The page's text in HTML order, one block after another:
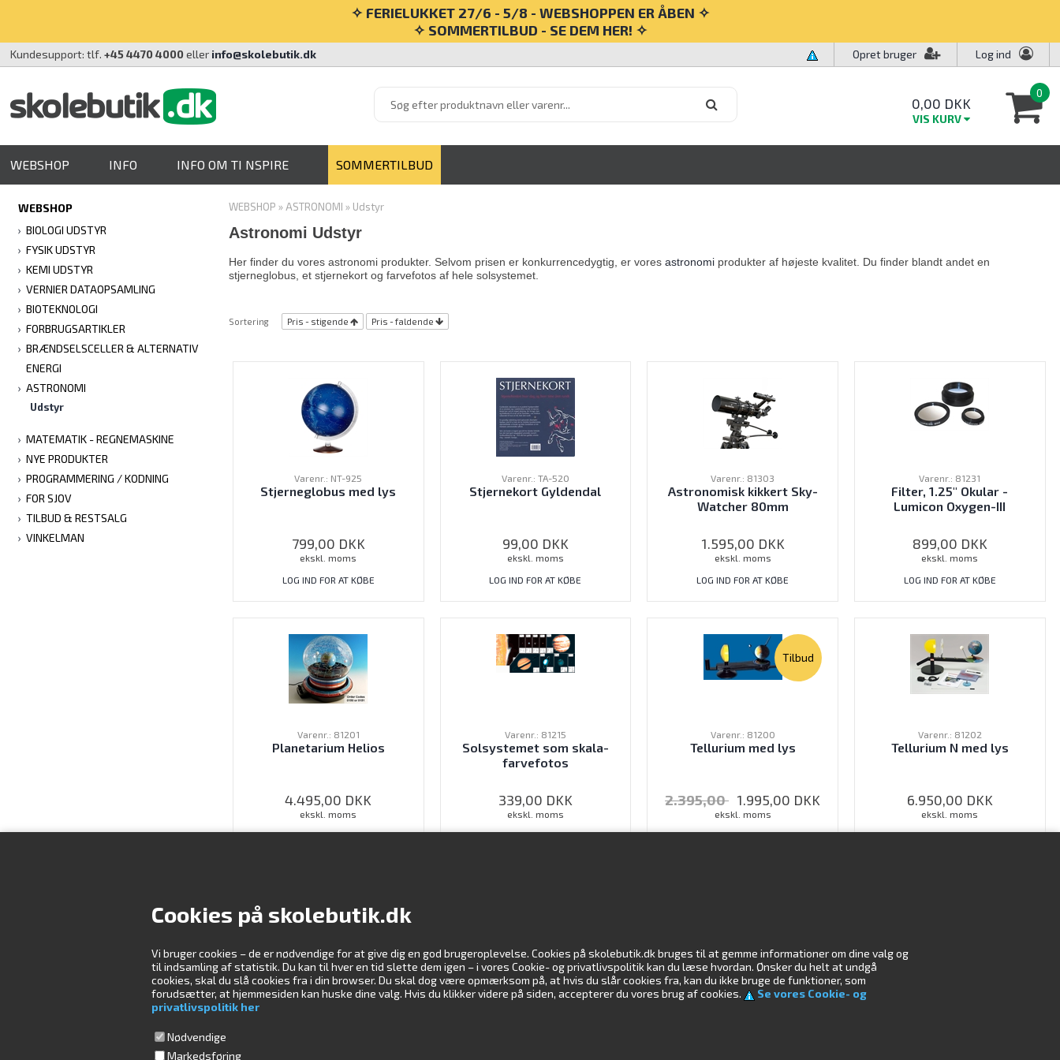
Cookies på skolebutik.dk
Vi bruger cookies – de er nødvendige for at give dig en god brugeroplevelse. Cookies på skolebutik.dk bruges til at gemme informationer om dine valg og
til indsamling af statistik. Du kan til hver en tid slette dem igen – i vores Cookie- og privatlivspolitik kan du læse hvordan. Ønsker du helt at undgå
cookies, skal du slå cookies fra i din browser. Du skal dog være opmærksom på, at hvis du slår cookies fra, kan du ikke bruge de funktioner, som
forudsætter, at hjemmesiden kan huske dine valg. Hvis du klikker videre på siden, accepterer du vores brug af cookies.
Se vores Cookie- og
privatlivspolitik her
Nødvendige
Markedsføring
✧ FERIELUKKET 27/6 - 5/8 - WEBSHOPPEN ER ÅBEN ✧
✧ SOMMERTILBUD - SE DEM HER! ✧
Kundesupport: tlf.+45 4470 4000 eller info@skolebutik.dk Opret bruger Log ind
0,00 DKK
VIS KURV
0
WEBSHOP INFO INFO OM TI NSPIRE SOMMERTILBUD
WEBSHOP
BIOLOGI UDSTYR
FYSIK UDSTYR
KEMI UDSTYR
VERNIER DATAOPSAMLING
BIOTEKNOLOGI
FORBRUGSARTIKLER
BRÆNDSELSCELLER & ALTERNATIV
ENERGI
ASTRONOMI
Udstyr
MATEMATIK - REGNEMASKINE
NYE PRODUKTER
PROGRAMMERING / KODNING
FOR SJOV
TILBUD & RESTSALG
VINKELMAN
WEBSHOP » ASTRONOMI » Udstyr
Astronomi Udstyr
Her finder du vores astronomi produkter. Selvom prisen er konkurrencedygtig, er voresastronomi produkter af højeste kvalitet. Du finder blandt andet en
stjerneglobus, et stjernekort og farvefotos af hele solsystemet.
Sortering Pris - stigende Pris - faldende
Varenr.: NT-925
Stjerneglobus med lys
799,00 DKK
ekskl. moms
LOG IND FOR AT KØBE
Varenr.: TA-520
Stjernekort Gyldendal
99,00 DKK
ekskl. moms
LOG IND FOR AT KØBE
Varenr.: 81303
Astronomisk kikkert Sky-
Watcher 80mm
1.595,00 DKK
ekskl. moms
LOG IND FOR AT KØBE
Varenr.: 81231
Filter, 1.25" Okular -
Lumicon Oxygen-III
899,00 DKK
ekskl. moms
LOG IND FOR AT KØBE
Varenr.: 81201
Planetarium Helios
4.495,00 DKK
ekskl. moms
Varenr.: 81215
Solsystemet som skala-
farvefotos
339,00 DKK
ekskl. moms
Tilbud
Varenr.: 81200
Tellurium med lys
2.395,00 1.995,00 DKK
ekskl. moms
Varenr.: 81202
Tellurium N med lys
6.950,00 DKK
ekskl. moms
Åbningstider
Mandag
09:00-16:00
Onsdag
Torsdag
Information
Kundeservice
Vi støtter Miljø